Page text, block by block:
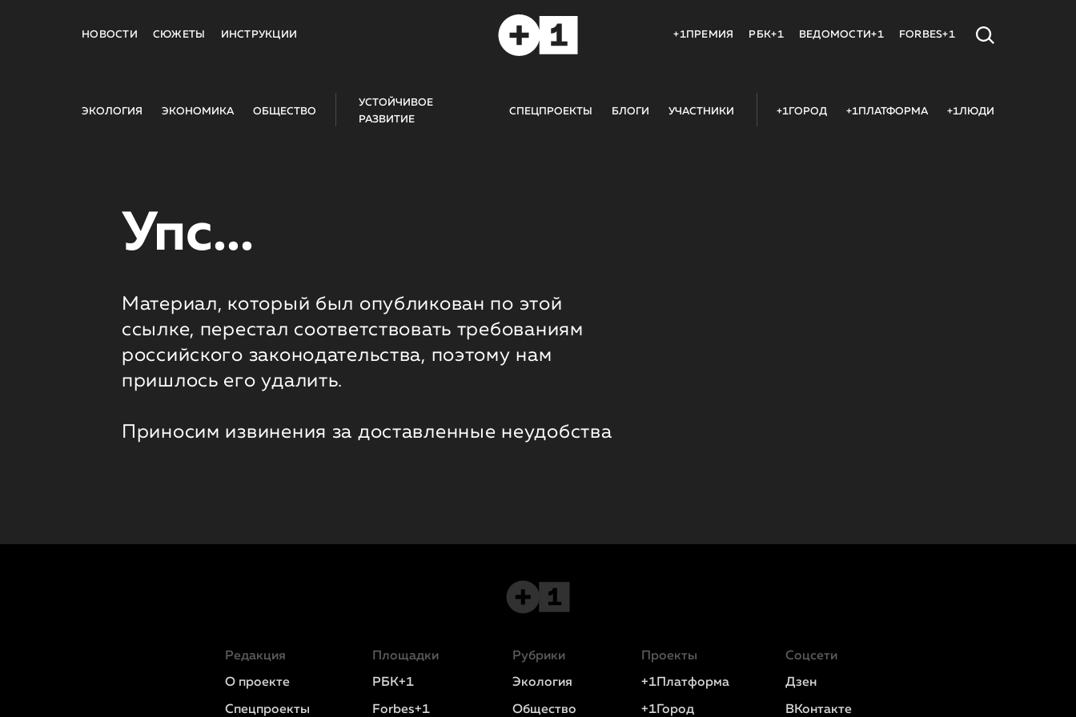
НОВОСТИ СЮЖЕТЫ ИНСТРУКЦИИ +1ПРЕМИЯ РБК+1 ВЕДОМОСТИ+1 FORBES+1
ЭКОЛОГИЯ ЭКОНОМИКА ОБЩЕСТВО
УСТОЙЧИВОЕ
РАЗВИТИЕ
СПЕЦПРОЕКТЫ БЛОГИ УЧАСТНИКИ +1ГОРОД +1ПЛАТФОРМА +1ЛЮДИ
Упс...
Материал, который был опубликован по этой
ссылке, перестал соответствовать требованиям
российского законодательства, поэтому нам
пришлось его удалить.
Приносим извинения за доставленные неудобства
Редакция
О проекте
Спецпроекты
Площадки
РБК+1
Forbes+1
Рубрики
Экология
Общество
Проекты
+1Платформа
+1Город
Соцсети
Дзен
ВКонтакте